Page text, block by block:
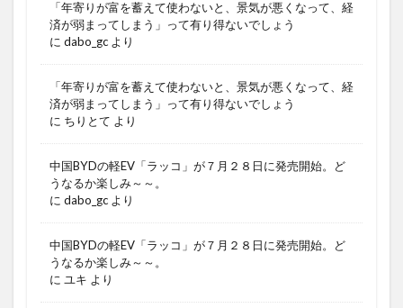
「年寄りが富を蓄えて使わないと、景気が悪くなって、経
済が弱まってしまう」って有り得ないでしょう
に dabo_gc より
「年寄りが富を蓄えて使わないと、景気が悪くなって、経
済が弱まってしまう」って有り得ないでしょう
に ちりとて より
中国BYDの軽EV「ラッコ」が７月２８日に発売開始。ど
うなるか楽しみ～～。
に dabo_gc より
中国BYDの軽EV「ラッコ」が７月２８日に発売開始。ど
うなるか楽しみ～～。
に ユキ より